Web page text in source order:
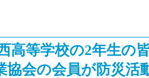
高等学校の2年生の
協会の会員が防災活